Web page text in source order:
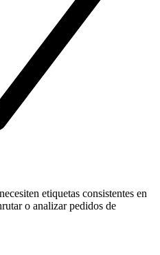
etiquetas consistentes en
o analizar pedidos de